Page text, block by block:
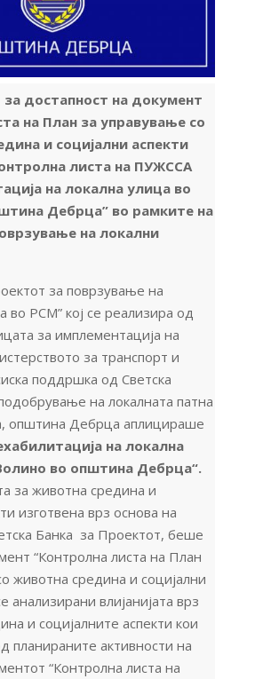
достапност на документ
на План за управување со
и социјални аспекти
листа на ПУЖССА
на локална улица во
Дебрца” во рамките на
на локални
за поврзување на
во РСМ” кој се реализира од
за имплементација на
за транспорт и
поддршка од Светска
на локалната патна
општина Дебрца аплицираше
на локална
во општина Дебрца“.
за животна средина и
изготвена врз основа на
Банка за Проектот, беше
“Контролна листа на План
животна средина и социјални
анализирани влијанијата врз
и социјалните аспекти кои
планираните активности на
“Контролна листа на